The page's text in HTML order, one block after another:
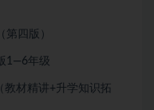
第四版）
1—6年级
教材精讲+升学知识拓